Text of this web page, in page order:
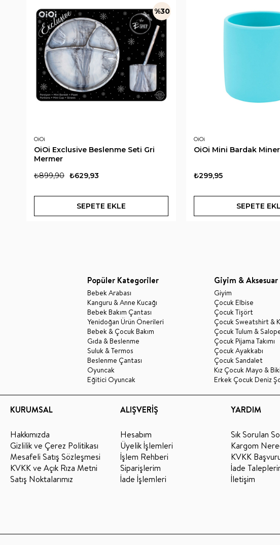
OiOi
OiOi Exclusive Beslenme Seti Gri
Mermer
₺629,93
₺899,90
SEPETE EKLE
%30
OiOi
OiOi Mini Bardak
₺299,95
SEPETE
Popüler Kategoriler
Bebek Arabası
Kanguru & Anne Kucağı
Bebek Bakım Çantası
Yenidoğan Ürün Önerileri
Bebek & Çocuk Bakım
Gıda & Beslenme
Suluk & Termos
Beslenme Çantası
Oyuncak
Eğitici Oyuncak
Giyim & Aksesuar
Giyim
Çocuk Elbise
Çocuk Tişört
Çocuk Sweatshirt &
Çocuk Tulum &
Çocuk Pijama Takımı
Çocuk Ayakkabı
Çocuk Sandalet
Kız Çocuk Mayo &
Erkek Çocuk Deniz
KURUMSAL
Hakkımızda
Gizlilik ve Çerez Politikası
Mesafeli Satış Sözleşmesi
KVKK ve Açık Rıza Metni
Satış Noktalarımız
ALIŞVERİŞ
Hesabım
Üyelik İşlemleri
İşlem Rehberi
Siparişlerim
İade İşlemleri
YARDIM
Sık Sorulan
Kargom
KVKK
İade
İletişim